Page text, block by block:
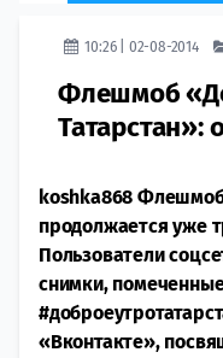
10:26 | 02-08-2014
Флешмоб
Татарстан»:
koshka868 Флешмоб
продолжается уже
Пользователи
снимки,
«Вконтакте»,